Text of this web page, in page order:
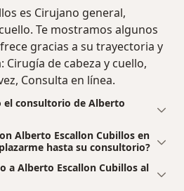
es Cirujano general,
Te mostramos algunos
gracias a su trayectoria y
Cirugía de cabeza y cuello,
Consulta en línea.
el consultorio de Alberto
Alberto Escallon Cubillos en
hasta su consultorio?
a Alberto Escallon Cubillos al